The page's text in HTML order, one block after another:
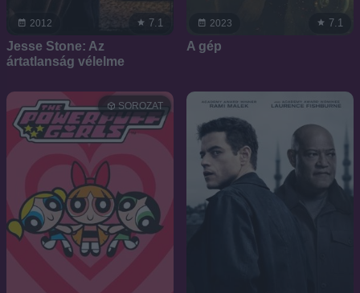
2012 7.1
Jesse Stone: Az
ártatlanság vélelme
2023 7.1
A gép
SOROZAT